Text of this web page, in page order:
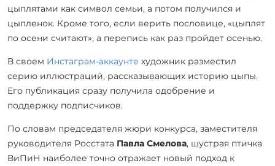
цыплятами как символ семьи, а потом получился и
цыпленок. Кроме того, если верить пословице, «цыплят
по осени считают», а перепись как раз пройдет осенью.
В своем Инстаграм-аккаунте художник разместил
серию иллюстраций, рассказывающих историю цыпы.
Его публикация сразу получила одобрение и
поддержку подписчиков.
По словам председателя жюри конкурса, заместителя
руководителя Росстата Павла Смелова, шустрая птичка
ВиПиН наиболее точно отражает новый подход к